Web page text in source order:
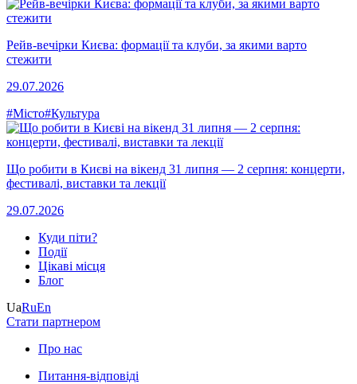
Рейв-вечірки Києва: формації та клуби, за якими варто
стежити
29.07.2026
#Місто#Культура
Що робити в Києві на вікенд 31 липня — 2 серпня: концерти,
фестивалі, виставки та лекції
29.07.2026
Куди піти?
Події
Цікаві місця
Блог
UaRuEn
Стати партнером
Про нас
Питання-відповіді